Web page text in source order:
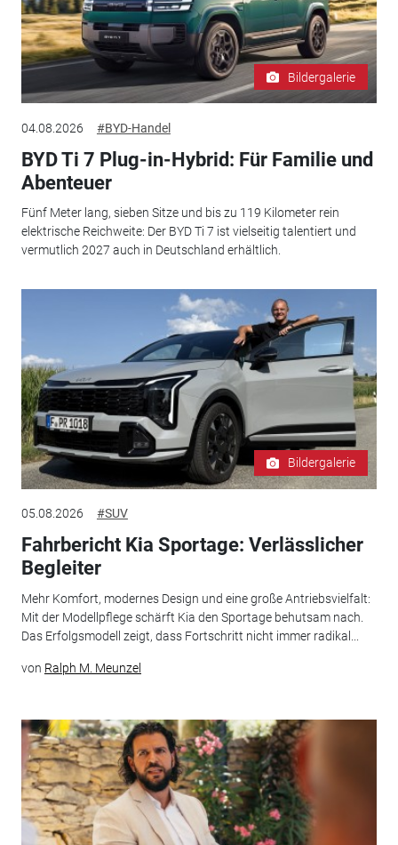
Bildergalerie
04.08.2026 #BYD-Handel
BYD Ti 7 Plug-in-Hybrid: Für Familie und
Abenteuer
Fünf Meter lang, sieben Sitze und bis zu 119 Kilometer rein
elektrische Reichweite: Der BYD Ti 7 ist vielseitig talentiert und
vermutlich 2027 auch in Deutschland erhältlich.
Bildergalerie
05.08.2026 #SUV
Fahrbericht Kia Sportage: Verlässlicher
Begleiter
Mehr Komfort, modernes Design und eine große Antriebsvielfalt:
Mit der Modellpflege schärft Kia den Sportage behutsam nach.
Das Erfolgsmodell zeigt, dass Fortschritt nicht immer radikal...
von Ralph M. Meunzel